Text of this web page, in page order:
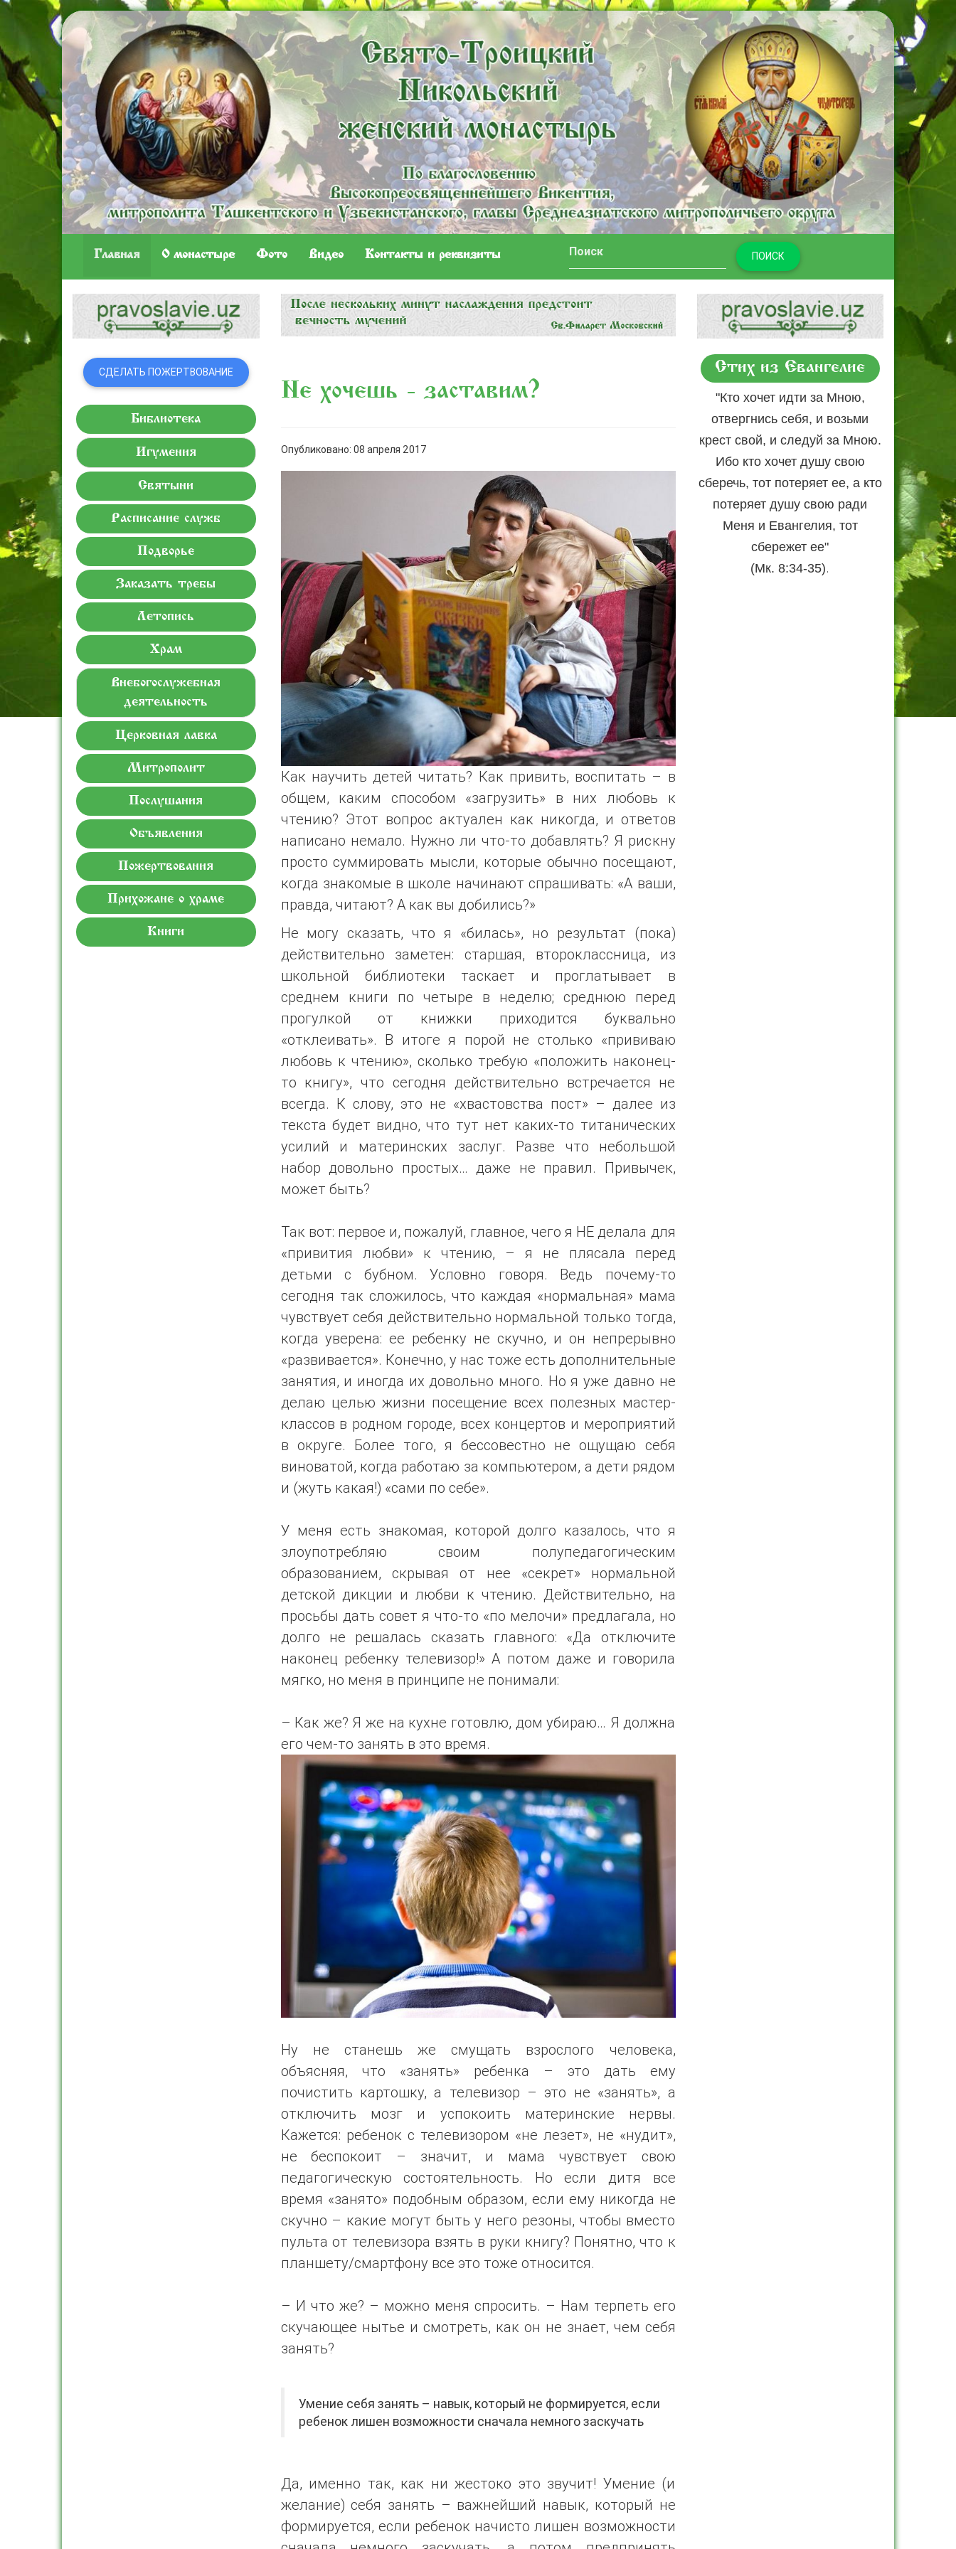
Главная O монастыре Фото Видео Контакты и реквизиты ПОИСК
СДЕЛАТЬ ПОЖЕРТВОВАНИЕ
Библиотека
Игумения
Святыни
Расписание служб
Подворье
Заказать требы
Летопись
Храм
Внебогослужебная
деятельность
Церковная лавка
Митрополит
Послушания
Объявления
Пожертвования
Прихожане о храме
Книги
Не хочешь - заставим?
Опубликовано: 08 апреля 2017
Как научить детей читать? Как привить, воспитать – в
общем, каким способом «загрузить» в них любовь к
чтению? Этот вопрос актуален как никогда, и ответов
написано немало. Нужно ли что-то добавлять? Я рискну
просто суммировать мысли, которые обычно посещают,
когда знакомые в школе начинают спрашивать: «А ваши,
правда, читают? А как вы добились?»
Не могу сказать, что я «билась», но результат (пока)
действительно заметен: старшая, второклассница, из
школьной библиотеки таскает и проглатывает в
среднем книги по четыре в неделю; среднюю перед
прогулкой от книжки приходится буквально
«отклеивать». В итоге я порой не столько «прививаю
любовь к чтению», сколько требую «положить наконец-
то книгу», что сегодня действительно встречается не
всегда. К слову, это не «хвастовства пост» – далее из
текста будет видно, что тут нет каких-то титанических
усилий и материнских заслуг. Разве что небольшой
набор довольно простых… даже не правил. Привычек,
может быть?
Так вот: первое и, пожалуй, главное, чего я НЕ делала для
«привития любви» к чтению, – я не плясала перед
детьми с бубном. Условно говоря. Ведь почему-то
сегодня так сложилось, что каждая «нормальная» мама
чувствует себя действительно нормальной только тогда,
когда уверена: ее ребенку не скучно, и он непрерывно
«развивается». Конечно, у нас тоже есть дополнительные
занятия, и иногда их довольно много. Но я уже давно не
делаю целью жизни посещение всех полезных мастер-
классов в родном городе, всех концертов и мероприятий
в округе. Более того, я бессовестно не ощущаю себя
виноватой, когда работаю за компьютером, а дети рядом
и (жуть какая!) «сами по себе».
У меня есть знакомая, которой долго казалось, что я
злоупотребляю своим полупедагогическим
образованием, скрывая от нее «секрет» нормальной
детской дикции и любви к чтению. Действительно, на
просьбы дать совет я что-то «по мелочи» предлагала, но
долго не решалась сказать главного: «Да отключите
наконец ребенку телевизор!» А потом даже и говорила
мягко, но меня в принципе не понимали:
– Как же? Я же на кухне готовлю, дом убираю… Я должна
его чем-то занять в это время.
Ну не станешь же смущать взрослого человека,
объясняя, что «занять» ребенка – это дать ему
почистить картошку, а телевизор – это не «занять», а
отключить мозг и успокоить материнские нервы.
Кажется: ребенок с телевизором «не лезет», не «нудит»,
не беспокоит – значит, и мама чувствует свою
педагогическую состоятельность. Но если дитя все
время «занято» подобным образом, если ему никогда не
скучно – какие могут быть у него резоны, чтобы вместо
пульта от телевизора взять в руки книгу? Понятно, что к
планшету/смартфону все это тоже относится.
– И что же? – можно меня спросить. – Нам терпеть его
скучающее нытье и смотреть, как он не знает, чем себя
занять?
Умение себя занять – навык, который не формируется, если
ребенок лишен возможности сначала немного заскучать
Да, именно так, как ни жестоко это звучит! Умение (и
желание) себя занять – важнейший навык, который не
формируется, если ребенок начисто лишен возможности
Стих из Евангелие
"Кто хочет идти за Мною,
отвергнись себя, и возьми
крест свой, и следуй за Мною.
Ибо кто хочет душу свою
сберечь, тот потеряет ее, а кто
потеряет душу свою ради
Меня и Евангелия, тот
сбережет ее"
(Мк. 8:34-35).